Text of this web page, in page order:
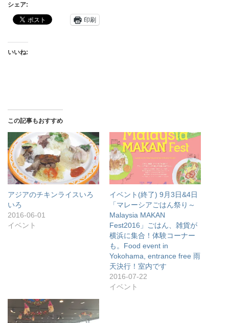
シェア:
印刷
いいね:
この記事もおすすめ
アジアのチキンライスいろ
いろ
2016-06-01
イベント
イベント(終了) 9月3日&4日
「マレーシアごはん祭り～
Malaysia MAKAN
Fest2016」ごはん、雑貨が
横浜に集合！体験コーナー
も。Food event in
Yokohama, entrance free 雨
天決行！室内です
2016-07-22
イベント